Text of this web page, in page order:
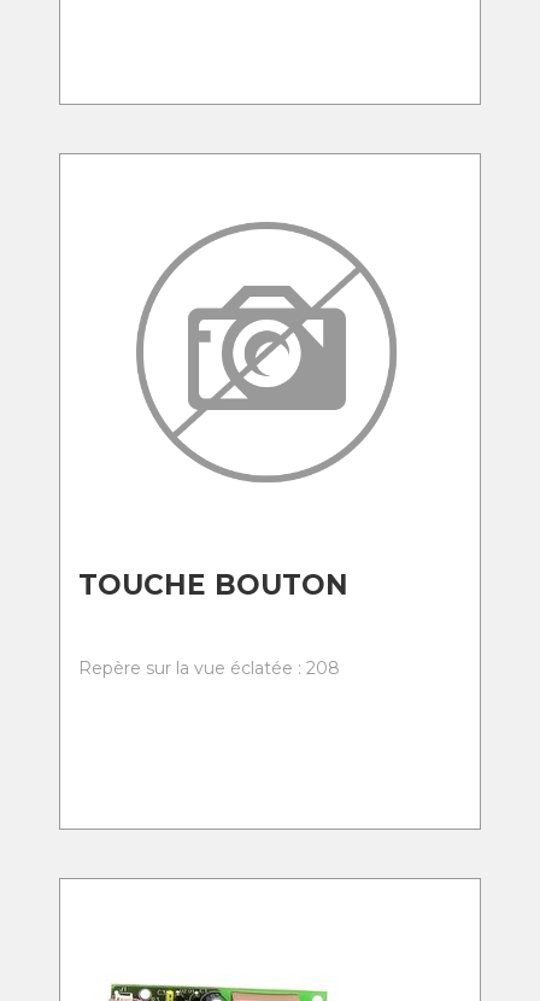
TOUCHE BOUTON
Repère sur la vue éclatée : 208